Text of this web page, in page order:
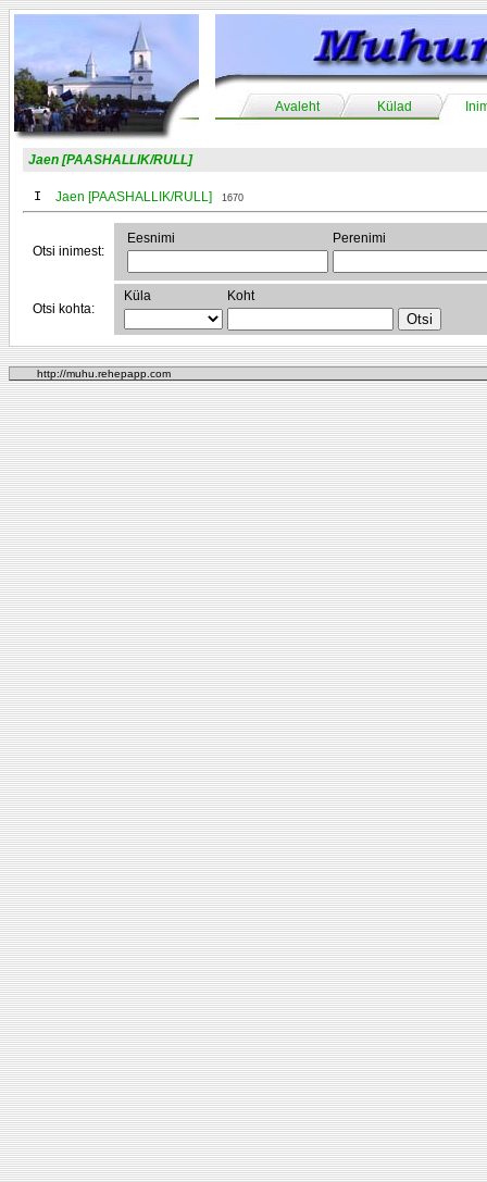
Avaleht Külad
Jaen [PAASHALLIK/RULL]
I Jaen [PAASHALLIK/RULL] 1670
Otsi inimest:
Eesnimi Perenimi
Otsi kohta:
Küla Koht
http://muhu.rehepapp.com